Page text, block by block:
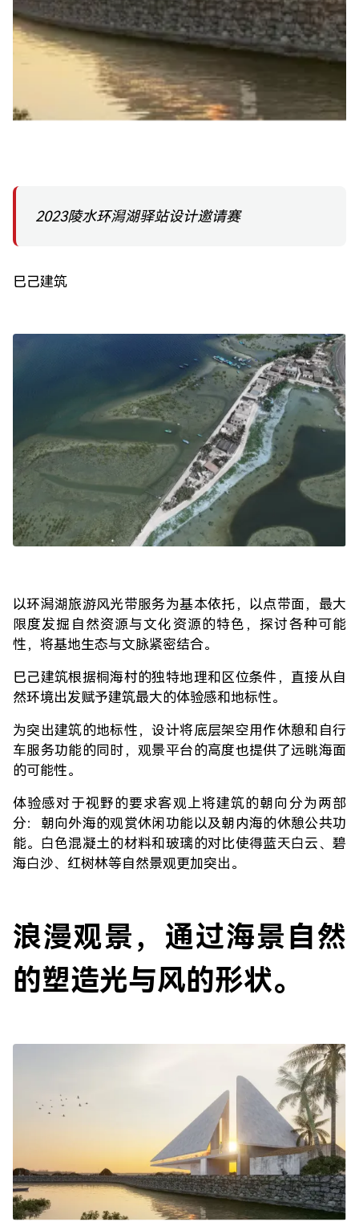
2023陵水环潟湖驿站设计邀请赛
巳己建筑
以环潟湖旅游风光带服务为基本依托，以点带面，最大
限度发掘自然资源与文化资源的特色，探讨各种可能
性，将基地生态与文脉紧密结合。
巳己建筑根据桐海村的独特地理和区位条件，直接从自
然环境出发赋予建筑最大的体验感和地标性。
为突出建筑的地标性，设计将底层架空用作休憩和自行
车服务功能的同时，观景平台的高度也提供了远眺海面
的可能性。
体验感对于视野的要求客观上将建筑的朝向分为两部
分：朝向外海的观赏休闲功能以及朝内海的休憩公共功
能。白色混凝土的材料和玻璃的对比使得蓝天白云、碧
海白沙、红树林等自然景观更加突出。
浪漫观景，通过海景自然
的塑造光与风的形状。